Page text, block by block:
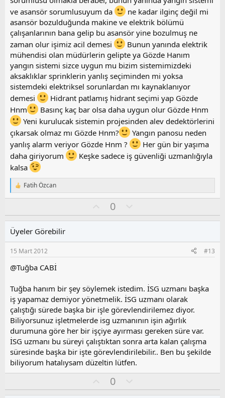
y
l
a
ve asansör sorumlusuyum da
ne kadar ilginç değil mi
asansör bozulduğunda makine ve elektrik bölümü
çalışanlarının bana gelip bu asansör yine bozulmuş ne
zaman olur işimiz acil demesi
Bunun yanında elektrik
mühendisi olan müdürlerin gelipte ya Gözde Hanım
yangın sistemi sizce uygun mu bizim sistemimizdeki
aksaklıklar sprinklerin yanlış seçiminden mi yoksa
sistemdeki elektriksel sorunlardan mı kaynaklanıyor
demesi
Hidrant patlamış hidrant seçimi yap Gözde
Hnm
Basınç kaç bar olsa daha uygun olur Gözde Hnm
Yeni kurulucak sistemin projesinden alev dedektörlerini
çıkarsak olmaz mı Gözde Hnm?
Yangın panosu neden
yanlış alarm veriyor Gözde Hnm ?
Her gün bir yaşıma
daha giriyorum
Keşke sadece iş güvenliği uzmanlığıyla
kalsa
T
e
i
l
e
r
:
Fatih Özcan
y
0
l
s
u
y
l
a
Üyeler Görebilir
15 Mart 2012 #13
@Tuğba CABİ
Tuğba hanım bir şey söylemek istedim. İSG uzmanı başka
iş yapamaz demiyor yönetmelik. İSG uzmanı olarak
çalıştığı sürede başka bir işle görevlendirilemez diyor.
Biliyorsunuz işletmelerde isg uzmanının işin ağırlık
durumuna göre her bir işçiye ayırması gereken süre var.
İSG uzmanı bu süreyi çalıştıktan sonra arta kalan çalışma
süresinde başka bir işte görevlendirilebilir.. Ben bu şekilde
biliyorum hatalıysam düzeltin lütfen.
y
0
l